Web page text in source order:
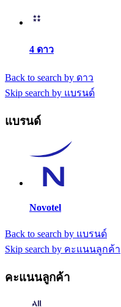
4 ดาว
Back to search by ดาว
Skip search by แบรนด์
แบรนด์
Novotel
Back to search by แบรนด์
Skip search by คะแนนลูกค้า
คะแนนลูกค้า